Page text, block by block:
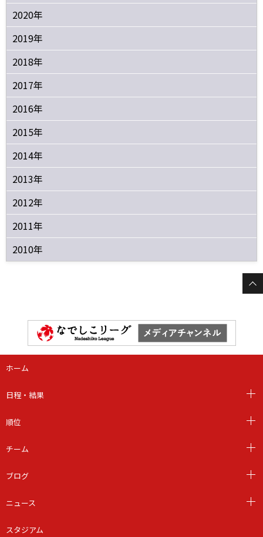
2020年
2019年
2018年
2017年
2016年
2015年
2014年
2013年
2012年
2011年
2010年
ホーム
日程・結果
順位
チーム
ブログ
ニュース
スタジアム